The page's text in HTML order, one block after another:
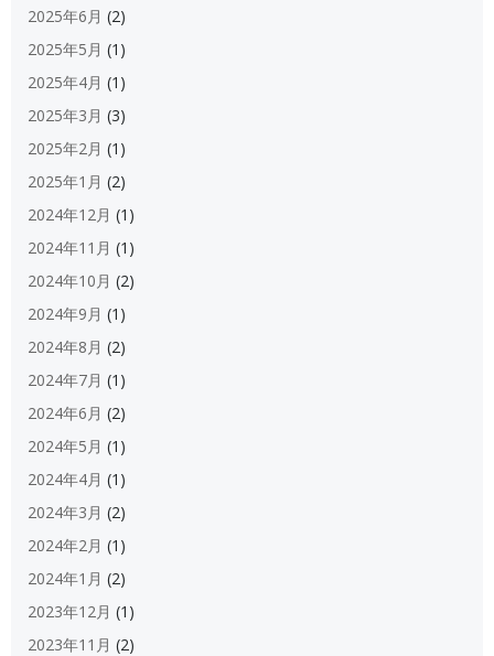
2025年6月 (2)
2025年5月 (1)
2025年4月 (1)
2025年3月 (3)
2025年2月 (1)
2025年1月 (2)
2024年12月 (1)
2024年11月 (1)
2024年10月 (2)
2024年9月 (1)
2024年8月 (2)
2024年7月 (1)
2024年6月 (2)
2024年5月 (1)
2024年4月 (1)
2024年3月 (2)
2024年2月 (1)
2024年1月 (2)
2023年12月 (1)
2023年11月 (2)